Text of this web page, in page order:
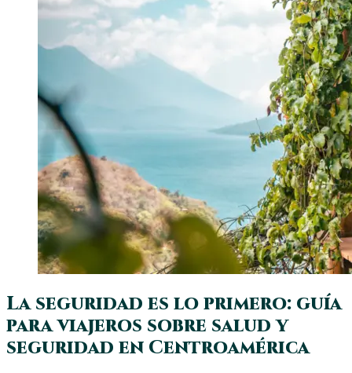
La seguridad es lo primero: guía
para viajeros sobre salud y
seguridad en Centroamérica